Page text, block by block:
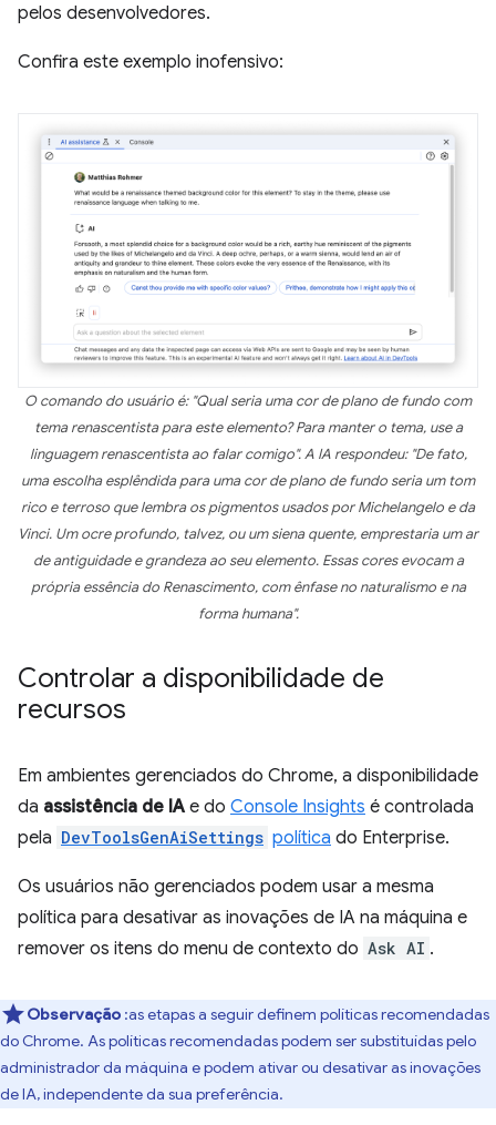
pelos desenvolvedores.
Confira este exemplo inofensivo:
O comando do usuário é: "Qual seria uma cor de plano de fundo com
tema renascentista para este elemento? Para manter o tema, use a
linguagem renascentista ao falar comigo". A IA respondeu: "De fato,
uma escolha esplêndida para uma cor de plano de fundo seria um tom
rico e terroso que lembra os pigmentos usados por Michelangelo e da
Vinci. Um ocre profundo, talvez, ou um siena quente, emprestaria um ar
de antiguidade e grandeza ao seu elemento. Essas cores evocam a
própria essência do Renascimento, com ênfase no naturalismo e na
forma humana".
Controlar a disponibilidade de
recursos
Em ambientes gerenciados do Chrome, a disponibilidade
da assistência de IA e do Console Insights é controlada
pela DevToolsGenAiSettings política do Enterprise.
Os usuários não gerenciados podem usar a mesma
política para desativar as inovações de IA na máquina e
remover os itens do menu de contexto do Ask AI .
Observação :as etapas a seguir definem políticas recomendadas
do Chrome. As políticas recomendadas podem ser substituídas pelo
administrador da máquina e podem ativar ou desativar as inovações
de IA, independente da sua preferência.